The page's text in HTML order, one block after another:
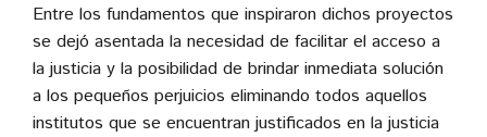
Entre los fundamentos que inspiraron dichos proyectos
se dejó asentada la necesidad de facilitar el acceso a
la justicia y la posibilidad de brindar inmediata solución
a los pequeños perjuicios eliminando todos aquellos
institutos que se encuentran justificados en la justicia